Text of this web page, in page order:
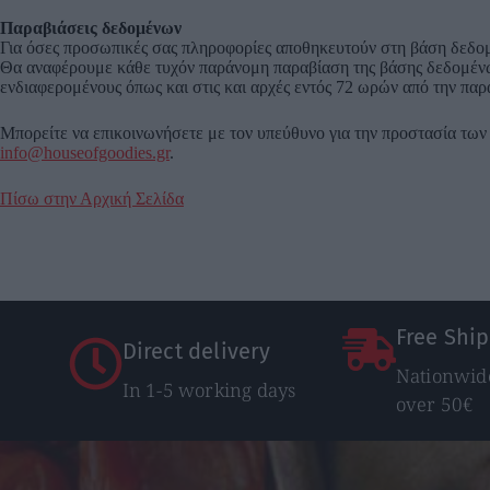
Παραβιάσεις δεδομένων
Για όσες προσωπικές σας πληροφορίες αποθηκευτούν στη βάση
Θα αναφέρουμε κάθε τυχόν παράνομη παραβίαση της βάσης
ενδιαφερομένους όπως και στις και αρχές εντός 72 ωρών από την
Μπορείτε να επικοινωνήσετε με τον υπεύθυνο για την προστασία
info@houseofgoodies.gr.
Πίσω στην Αρχική Σελίδα
Direct delivery
In 1-5 working days
Free
over 50€